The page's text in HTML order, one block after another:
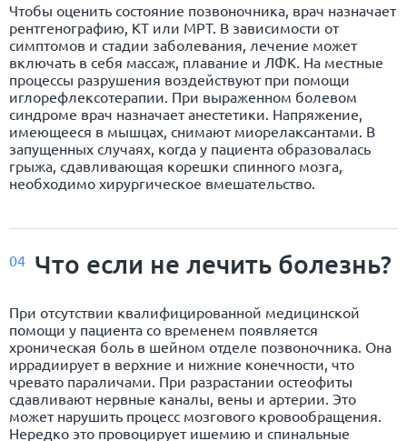
Чтобы оценить состояние позвоночника, врач назначает
рентгенографию, КТ или МРТ. В зависимости от
симптомов и стадии заболевания, лечение может
включать в себя массаж, плавание и ЛФК. На местные
процессы разрушения воздействуют при помощи
иглорефлексотерапии. При выраженном болевом
синдроме врач назначает анестетики. Напряжение,
имеющееся в мышцах, снимают миорелаксантами. В
запущенных случаях, когда у пациента образовалась
грыжа, сдавливающая корешки спинного мозга,
необходимо хирургическое вмешательство.
04 Что если не лечить болезнь?
При отсутствии квалифицированной медицинской
помощи у пациента со временем появляется
хроническая боль в шейном отделе позвоночника. Она
иррадиирует в верхние и нижние конечности, что
чревато параличами. При разрастании остеофиты
сдавливают нервные каналы, вены и артерии. Это
может нарушить процесс мозгового кровообращения.
Нередко это провоцирует ишемию и спинальные